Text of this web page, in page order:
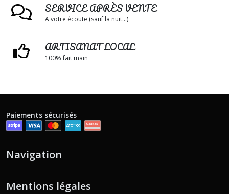
SERVICE APRÈS VENTE
A votre écoute (sauf la nuit...)
ARTISANAT LOCAL
100% fait main
Paiements sécurisés
Navigation
Mentions légales